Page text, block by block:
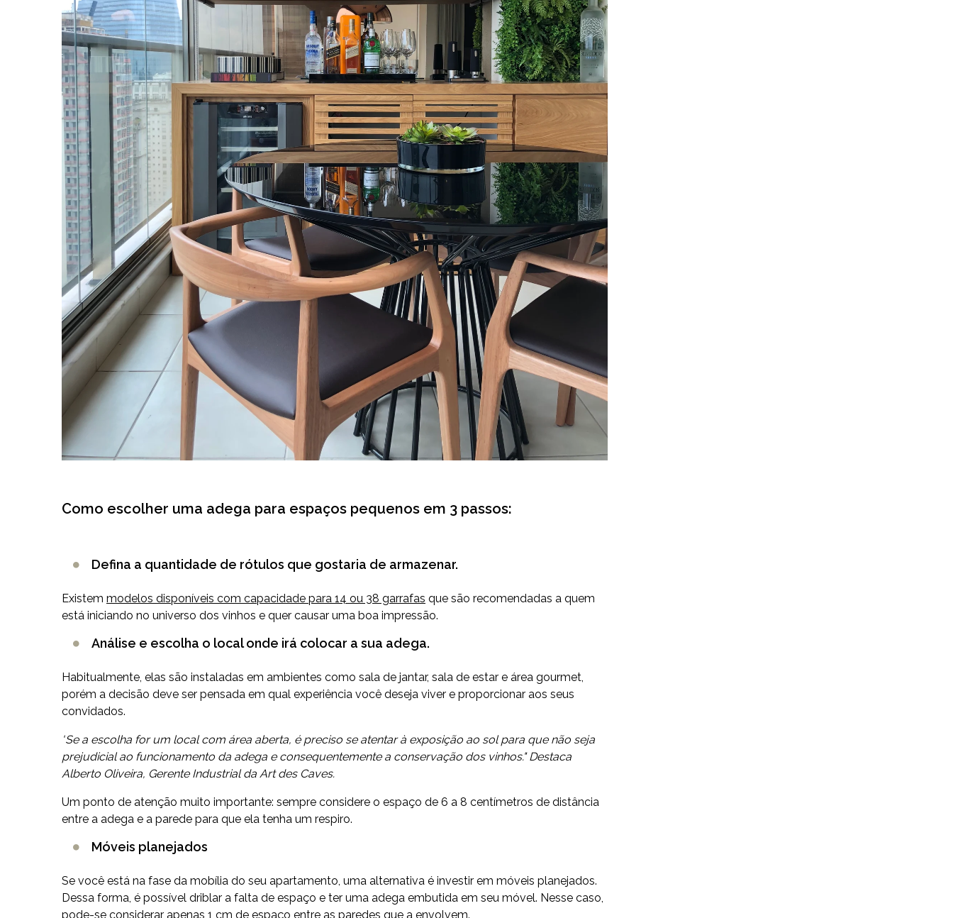
Como escolher uma adega para espaços pequenos em 3 passos:
Defina a quantidade de rótulos que gostaria de armazenar.
Existem modelos disponíveis com capacidade para 14 ou 38 garrafas que são recomendadas a quem
está iniciando no universo dos vinhos e quer causar uma boa impressão.
Análise e escolha o local onde irá colocar a sua adega.
Habitualmente, elas são instaladas em ambientes como sala de jantar, sala de estar e área gourmet,
porém a decisão deve ser pensada em qual experiência você deseja viver e proporcionar aos seus
convidados.
"Se a escolha for um local com área aberta, é preciso se atentar à exposição ao sol para que não seja
prejudicial ao funcionamento da adega e consequentemente a conservação dos vinhos." Destaca
Alberto Oliveira, Gerente Industrial da Art des Caves.
Um ponto de atenção muito importante: sempre considere o espaço de 6 a 8 centímetros de distância
entre a adega e a parede para que ela tenha um respiro.
Móveis planejados
Se você está na fase da mobília do seu apartamento, uma alternativa é investir em móveis planejados.
Dessa forma, é possível driblar a falta de espaço e ter uma adega embutida em seu móvel. Nesse caso,
pode-se considerar apenas 1 cm de espaço entre as paredes que a envolvem.